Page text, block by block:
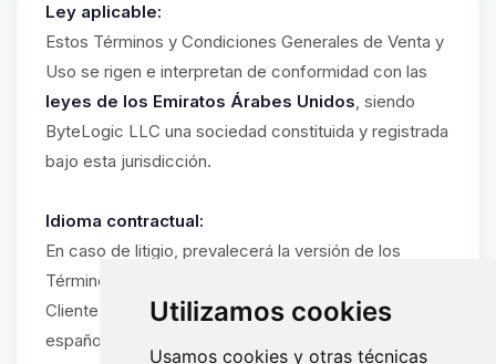
Utilizamos cookies
Usamos cookies y otras técnicas
Ley aplicable:
Estos Términos y Condiciones Generales de Venta y
Uso se rigen e interpretan de conformidad con las
leyes de los Emiratos Árabes Unidos, siendo
ByteLogic LLC una sociedad constituida y registrada
bajo esta jurisdicción.
Idioma contractual:
En caso de litigio, prevalecerá la versión de los
Términos y Condiciones en el idioma utilizado por el
Cliente durante la suscripción (francés, inglés o
español). Si el Cliente ha utilizado el sitio en varios